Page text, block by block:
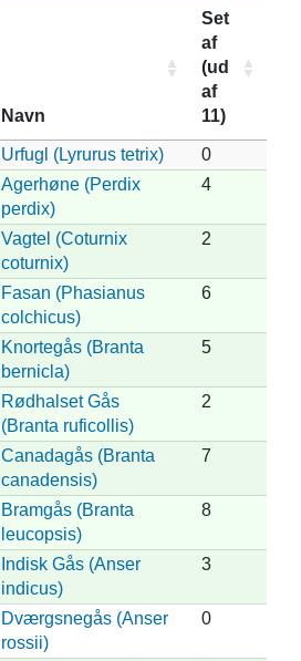
Navn
Set
af
(ud
af
11)
Urfugl (Lyrurus tetrix)
0
Agerhøne (Perdix
perdix)
4
Vagtel (Coturnix
coturnix)
2
Fasan (Phasianus
colchicus)
6
Knortegås (Branta
bernicla)
5
Rødhalset Gås
(Branta ruficollis)
2
Canadagås (Branta
canadensis)
7
Bramgås (Branta
leucopsis)
8
Indisk Gås (Anser
indicus)
3
Dværgsnegås (Anser
rossii)
0